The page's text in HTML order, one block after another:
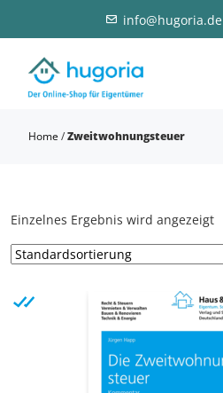
info@hugoria.de
Home /Zweitwohnungsteuer
Einzelnes Ergebnis wird angezeigt